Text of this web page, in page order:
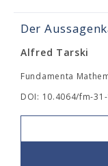
Der
Alfred Tarski
Fundamenta
DOI: 10.4064/fm-